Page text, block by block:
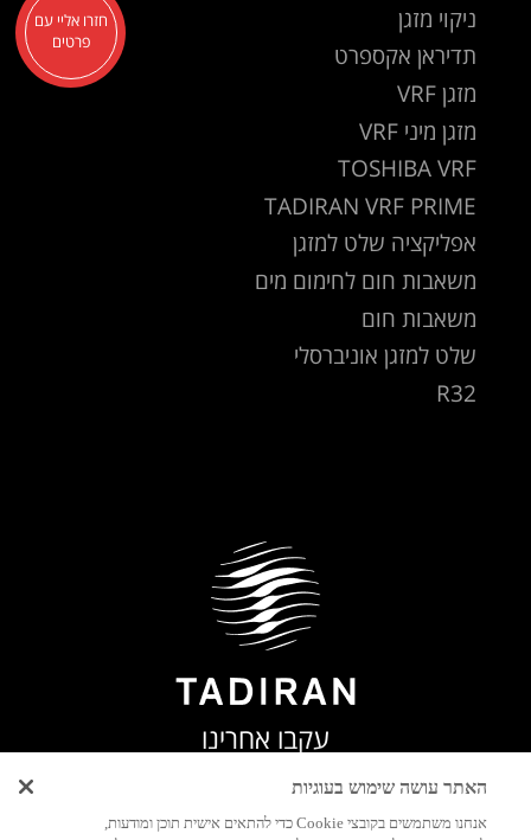
ניקוי מזגן
תדיראן אקספרט
מזגן VRF
מזגן מיני VRF
TOSHIBA VRF
TADIRAN VRF PRIME
אפליקציה שלט למזגן
משאבות חום לחימום מים
משאבות חום
שלט למזגן אוניברסלי
R32
עקבו אחרינו
חזרו אליי עם
פרטים
האתר עושה שימוש בעוגיות
אנחנו משתמשים בקובצי Cookie כדי להתאים אישית תוכן ומודעות,